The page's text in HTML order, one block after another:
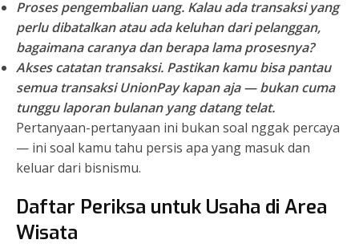
Proses pengembalian uang. Kalau ada transaksi yang
perlu dibatalkan atau ada keluhan dari pelanggan,
bagaimana caranya dan berapa lama prosesnya?
Akses catatan transaksi. Pastikan kamu bisa pantau
semua transaksi UnionPay kapan aja — bukan cuma
tunggu laporan bulanan yang datang telat.
Pertanyaan-pertanyaan ini bukan soal nggak percaya
— ini soal kamu tahu persis apa yang masuk dan
keluar dari bisnismu.
Daftar Periksa untuk Usaha di Area
Wisata